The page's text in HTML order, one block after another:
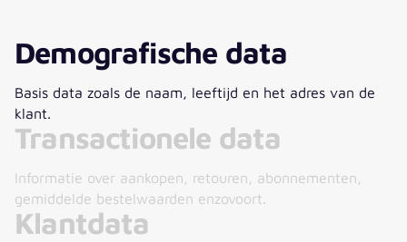
Demografische data
Basis data zoals de naam, leeftijd en het adres van de
klant.
Transactionele data
Informatie over aankopen, retouren, abonnementen,
gemiddelde bestelwaarden enzovoort.
Klantdata